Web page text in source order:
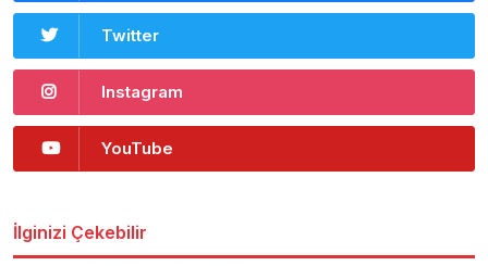
Twitter
Instagram
YouTube
İlginizi Çekebilir